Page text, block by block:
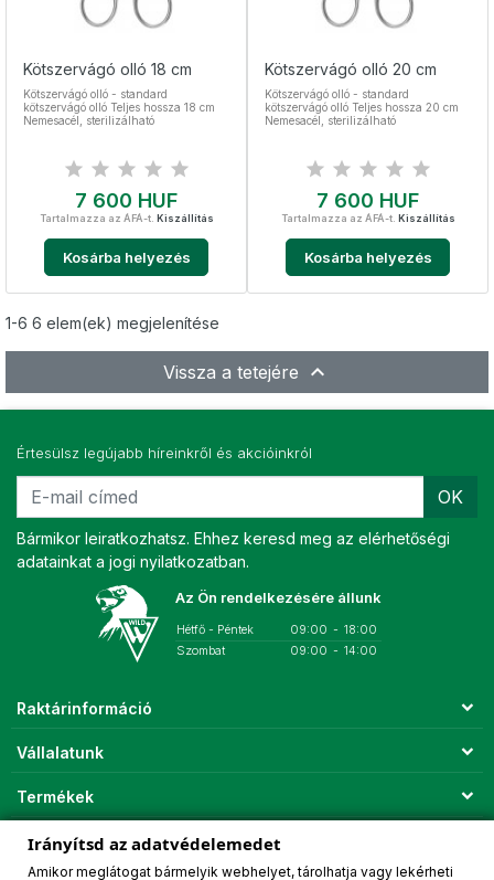
Kötszervágó olló 18 cm
Kötszervágó olló - standard
kötszervágó olló Teljes hossza 18 cm
Nemesacél, sterilizálható
Ár
7 600 HUF
Tartalmazza az ÁFÁ-t. Kiszállítás
Kosárba helyezés
Kötszervágó olló 20 cm
Kötszervágó olló - standard
kötszervágó olló Teljes hossza 20 cm
Nemesacél, sterilizálható
Ár
7 600 HUF
Tartalmazza az ÁFÁ-t. Kiszállítás
Kosárba helyezés
1-6 6 elem(ek) megjelenítése
Vissza a tetejére 
Értesülsz legújabb híreinkről és akcióinkról
OK
Bármikor leiratkozhatsz. Ehhez keresd meg az elérhetőségi
adatainkat a jogi nyilatkozatban.
Az Ön rendelkezésére állunk
Hétfő - Péntek 09:00 - 18:00
Szombat
09:00 - 14:00
Raktárinformáció
Vállalatunk
Termékek
Fiókod
Irányítsd az adatvédelemedet
Amikor meglátogat bármelyik webhelyet, tárolhatja vagy lekérheti